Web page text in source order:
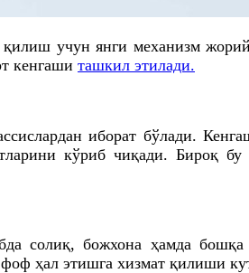
қилиш учун янги механизм
кенгаши ташкил этилади.
иборат бўлади.
кўриб чиқади. Бироқ
солиқ, божхона ҳамда
ҳал этишга хизмат қилиши